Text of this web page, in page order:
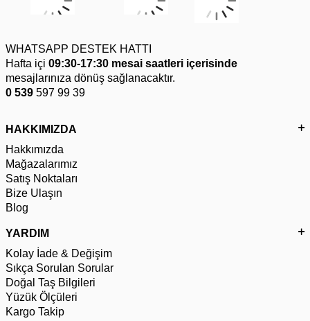
WHATSAPP DESTEK HATTI
Hafta içi 09:30-17:30 mesai saatleri içerisinde
mesajlarınıza dönüş sağlanacaktır.
0 539 597 99 39
HAKKIMIZDA
Hakkımızda
Mağazalarımız
Satış Noktaları
Bize Ulaşın
Blog
YARDIM
Kolay İade & Değişim
Sıkça Sorulan Sorular
Doğal Taş Bilgileri
Yüzük Ölçüleri
Kargo Takip